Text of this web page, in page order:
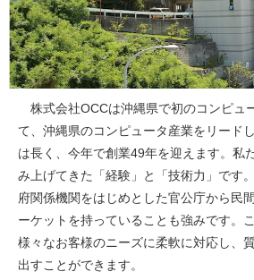
株式会社OCCは沖縄県で初のコンピュ
て、沖縄県のコンピュータ産業をリード
は長く、今年で創業49年を迎えます。私
み上げてきた「経験」と「技術力」です
府関係機関をはじめとした官公庁から民
ーケットを持っていることも強みです。
様々なお客様のニーズに柔軟に対応し、
出すことができます。